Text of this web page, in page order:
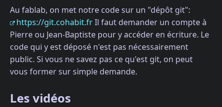
Au fablab, on met notre code sur un "dépôt git":
https://git.cohabit.frIl faut demander un compte à
Pierre ou Jean-Baptiste pour y accéder en écriture. Le
code qui y est déposé n'est pas nécessairement
public. Si vous ne savez pas ce qu'est git, on peut
vous former sur simple demande.
Les vidéos